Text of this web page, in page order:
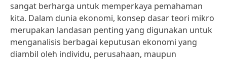
sangat berharga untuk memperkaya pemahaman
kita. Dalam dunia ekonomi, konsep dasar teori mikro
merupakan landasan penting yang digunakan untuk
menganalisis berbagai keputusan ekonomi yang
diambil oleh individu, perusahaan, maupun